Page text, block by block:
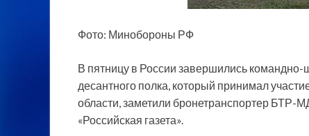
Фото: Минобороны РФ
В пятницу в России завершились
десантного полка, который принимал
области, заметили бронетранспортер БТР-
«Российская газета».